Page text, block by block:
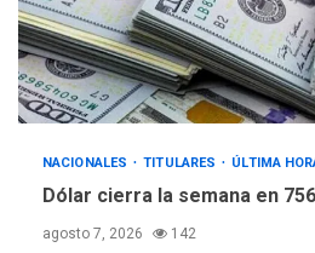
NACIONALES TITULARES ÚLTIMA
Dólar cierra la semana en
agosto 7, 2026 142